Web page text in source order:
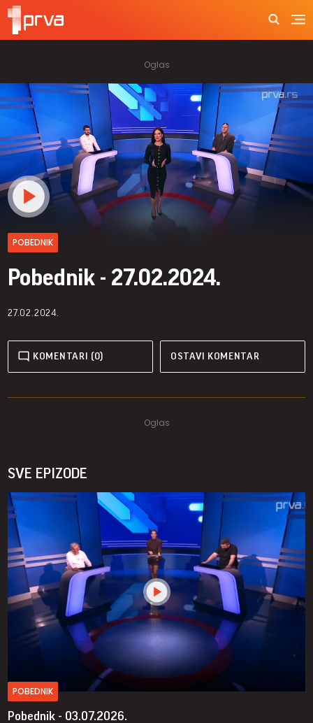
POBEDNIK
Pobednik - 27.02.2024.
27.02.2024.
KOMENTARI (0) OSTAVI KOMENTAR
SVE EPIZODE
POBEDNIK
Pobednik - 03.07.2026.